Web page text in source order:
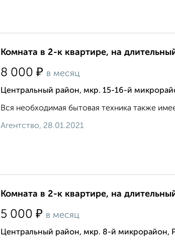
Комната в 2-к квартире, на
8 000 ₽ в месяц
Центральный район, мкр. 15-16-й
Вся необходимая бытовая техника также
Агентство, 28.01.2021
Комната в 2-к квартире, на
5 000 ₽ в месяц
Центральный район, мкр. 8-й микрорайон,